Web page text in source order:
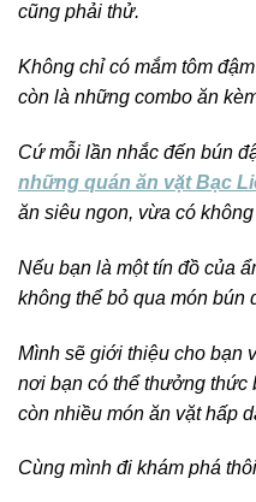
cũng phải thử.
Không chỉ có mắm tôm
còn là những combo ăn
Cứ mỗi lần nhắc đến bún
những quán ăn vặt Bạc
ăn siêu ngon, vừa có
Nếu bạn là một tín đồ của
không thể bỏ qua món bún
Mình sẽ giới thiệu cho bạn
nơi bạn có thể thưởng thức
còn nhiều món ăn vặt hấp
Cùng mình đi khám phá